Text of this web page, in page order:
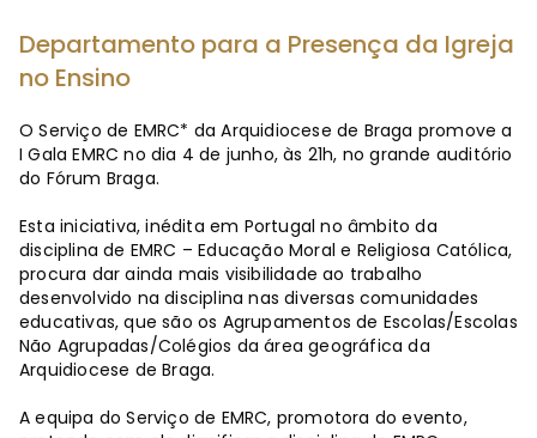
Departamento para a Presença da Igreja
no Ensino
O Serviço de EMRC* da Arquidiocese de Braga promove a
I Gala EMRC no dia 4 de junho, às 21h, no grande auditório
do Fórum Braga.
Esta iniciativa, inédita em Portugal no âmbito da
disciplina de EMRC – Educação Moral e Religiosa Católica,
procura dar ainda mais visibilidade ao trabalho
desenvolvido na disciplina nas diversas comunidades
educativas, que são os Agrupamentos de Escolas/Escolas
Não Agrupadas/Colégios da área geográfica da
Arquidiocese de Braga.
A equipa do Serviço de EMRC, promotora do evento,